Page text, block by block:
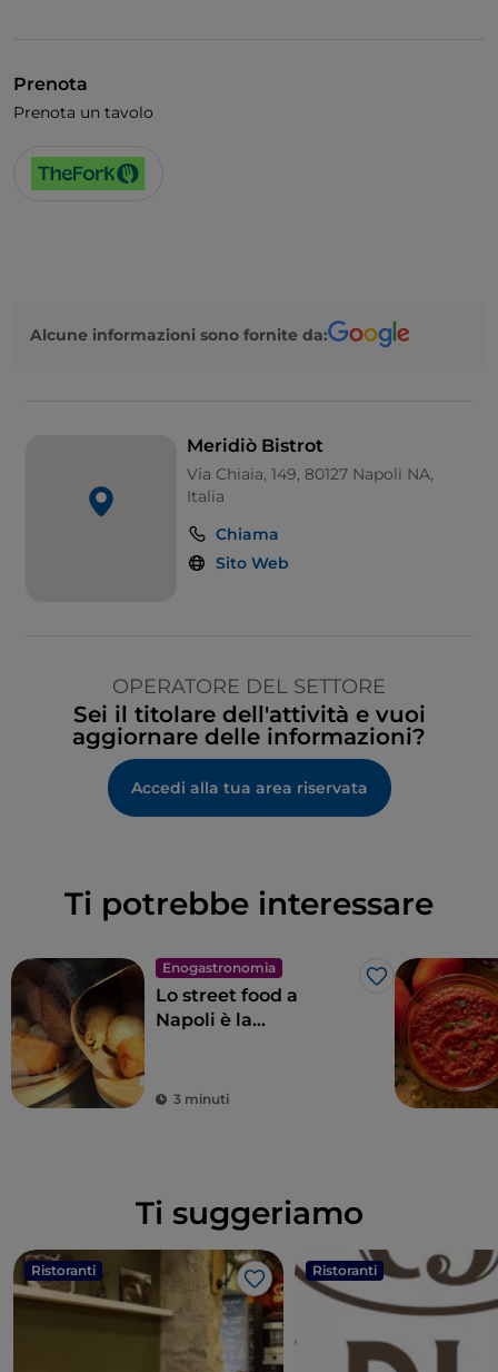
Prenota
Prenota un tavolo
Alcune informazioni sono fornite da:
Meridiò Bistrot
Via Chiaia, 149, 80127 Napoli NA,
Italia
Chiama
Sito Web
OPERATORE DEL SETTORE
Sei il titolare dell'attività e vuoi
aggiornare delle informazioni?
Accedi alla tua area riservata
Ti potrebbe interessare
Enogastronomia
Like
Lo street food a
Napoli è la
palato
3 minuti
Ti suggeriamo
Ristoranti
Like
Ristoranti